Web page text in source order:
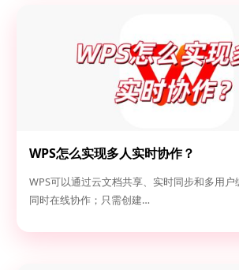
WPS怎么实现多人实时协作？
WPS可以通过云文档共享、实时同步和多用户
同时在线协作；只需创建…